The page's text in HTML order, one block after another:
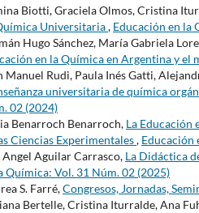
Biotti, Graciela Olmos, Cristina
Universitaria, Educación en la
Hugo Sánchez, María Gabriela
en la Química en Argentina y el
Manuel Rudi, Paula Inés Gatti,
universitaria de química
02 (2024)
Benarroch Benarroch, La Educación
Ciencias Experimentales, Educación
Angel Aguilar Carrasco, La Didáctica
Química: Vol. 31 Núm. 02 (2025)
S. Farré,Congresos, Jornadas,
Bertelle, Cristina Iturralde, Ana